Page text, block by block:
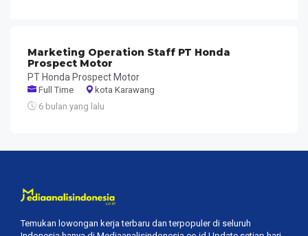
Marketing Operation Staff PT Honda
Prospect Motor
PT Honda Prospect Motor
Full Time
kota Karawang
6 bulan yang lalu
Temukan lowongan kerja terbaru dan terpopuler di seluruh